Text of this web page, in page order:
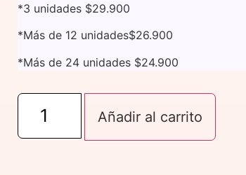
*3 unidades $29.900
*Más de 12 unidades$26.900
*Más de 24 unidades $24.900
Box
Amiscoff
cantidad
Añadir al carrito